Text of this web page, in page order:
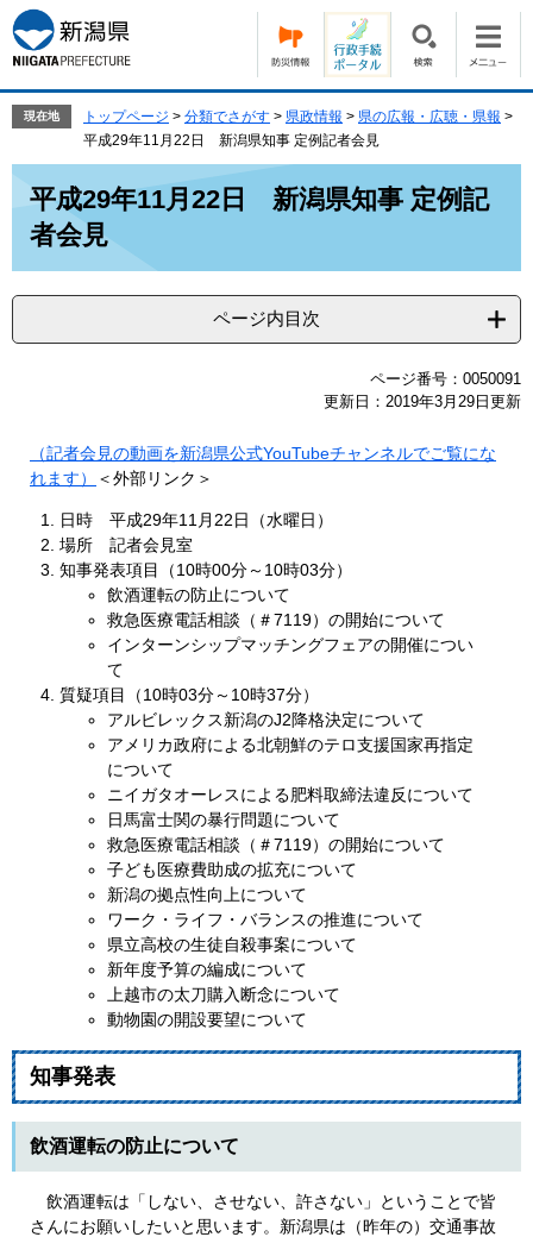
ー
ジ
の
で
す。
ニ
ュ
ー
ば
現在地 トップページ > 分類でさがす > 県政情報 > 県の広報・広聴・県報 >
平成29年11月22日 新潟県知事 定例記者会見
平成29年11月22日 新潟県知事 定例記
者会見
ページ内目次
ページ番号：0050091
更新日：2019年3月29日更新
（記者会見の動画を新潟県公式YouTubeチャンネルでご覧にな
れます）
＜外部リンク＞
日時 平成29年11月22日（水曜日）
場所 記者会見室
知事発表項目（10時00分～10時03分）
飲酒運転の防止について
救急医療電話相談（＃7119）の開始について
インターンシップマッチングフェアの開催につい
て
質疑項目（10時03分～10時37分）
アルビレックス新潟のJ2降格決定について
アメリカ政府による北朝鮮のテロ支援国家再指定
について
ニイガタオーレスによる肥料取締法違反について
日馬富士関の暴行問題について
救急医療電話相談（＃7119）の開始について
子ども医療費助成の拡充について
新潟の拠点性向上について
ワーク・ライフ・バランスの推進について
県立高校の生徒自殺事案について
新年度予算の編成について
上越市の太刀購入断念について
動物園の開設要望について
知事発表
飲酒運転の防止について
飲酒運転は「しない、させない、許さない」ということで皆
さんにお願いしたいと思います。新潟県は（昨年の）交通事故